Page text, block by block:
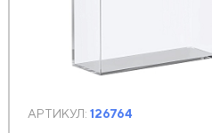
АРТИКУЛ: 126764